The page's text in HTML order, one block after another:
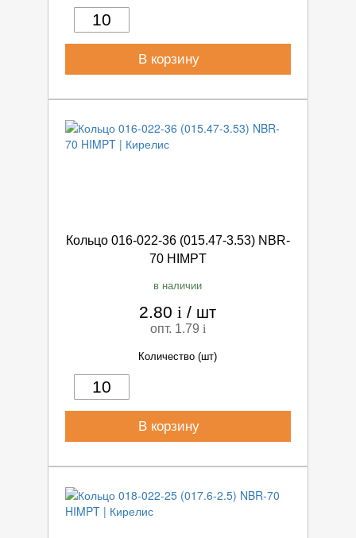
В корзину
Кольцо 016-022-36 (015.47-3.53) NBR-
70 HIMPT
в наличии
2.80i / шт
опт. 1.79 i
Количество (шт)
В корзину